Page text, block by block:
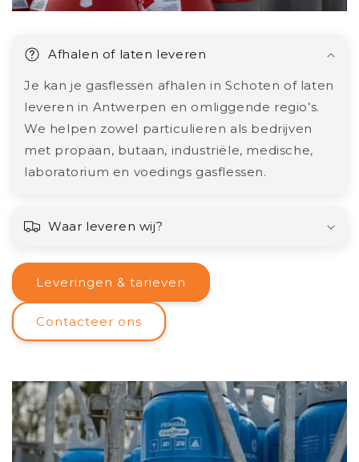
Afhalen of laten leveren
Je kan je gasflessen afhalen in Schoten of laten
leveren in Antwerpen en omliggende regio’s.
We helpen zowel particulieren als bedrijven
met propaan, butaan, industriële, medische,
laboratorium en voedings gasflessen.
Waar leveren wij?
Leveringen & tarieven
Contacteer ons